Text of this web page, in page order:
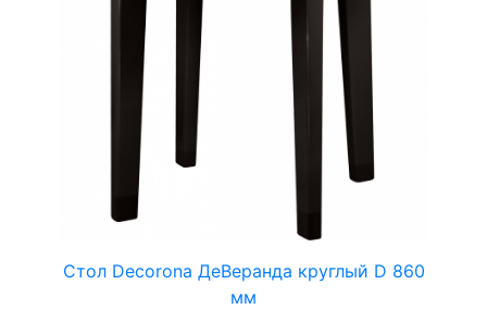
Стол Decorona ДеВеранда круглый D 860
мм